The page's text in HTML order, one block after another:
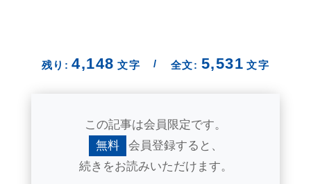
残り: 4,148 文字 / 全文: 5,531 文字
この記事は会員限定です。
無料
会員登録すると、
続きをお読みいただけます。